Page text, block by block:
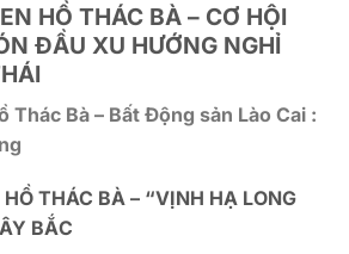
HỒ THÁC BÀ – CƠ HỘI
ĐẦU XU HƯỚNG NGHỈ
Thác Bà – Bất Động sản Lào Cai :
THÁC BÀ – “VỊNH HẠ LONG
BẮC